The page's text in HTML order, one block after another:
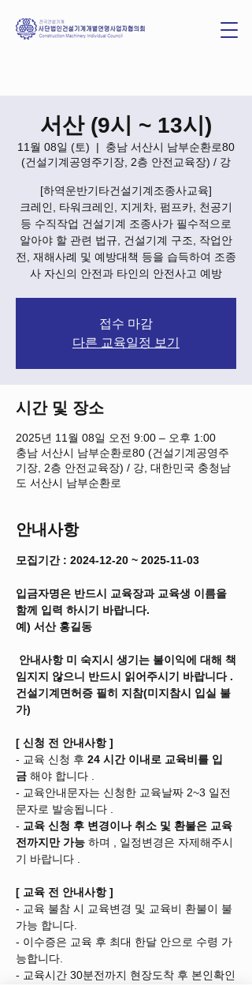
서산 (9시 ~ 13시)
11월 08일 (토)
  |
충남 서산시 남부순환로80
(건설기계공영주기장, 2층 안전교육장) / 강
[하역운반기타건설기계조종사교육]
크레인, 타워크레인, 지게차, 펌프카, 천공기
등 수직작업 건설기계 조종사가 필수적으로
알아야 할 관련 법규, 건설기계 구조, 작업안
전, 재해사례 및 예방대책 등을 습득하여 조종
사 자신의 안전과 타인의 안전사고 예방
접수 마감
다른 교육일정 보기
시간 및 장소
2025년 11월 08일 오전 9:00 – 오후 1:00
충남 서산시 남부순환로80 (건설기계공영주
기장, 2층 안전교육장) / 강, 대한민국 충청남
도 서산시 남부순환로
안내사항
모집기간 : 2024-12-20 ~ 2025-11-03
입금자명은 반드시 교육장과 교육생 이름을
함께 입력 하시기 바랍니다.
예) 서산 홍길동
임지지 않으니 반드시 읽어주시기 바랍니다 .
건설기계면허증 필히 지참(미지참시 입실 불
가)
[ 신청 전 안내사항 ]
- 교육 신청 후 24 시간 이내로 교육비를 입
금 해야 합니다 .
- 교육안내문자는 신청한 교육날짜 2~3 일전
문자로 발송됩니다 .
- 교육 신청 후 변경이나 취소 및 환불은 교육
전까지만 가능 하며 , 일정변경은 자제해주시
기 바랍니다 .
[ 교육 전 안내사항 ]
- 교육 불참 시 교육변경 및 교육비 환불이 불
가능 합니다.
- 이수증은 교육 후 최대 한달 안으로 수령 가
능합니다.
- 교육시간 30분전까지 현장도착 후 본인확인